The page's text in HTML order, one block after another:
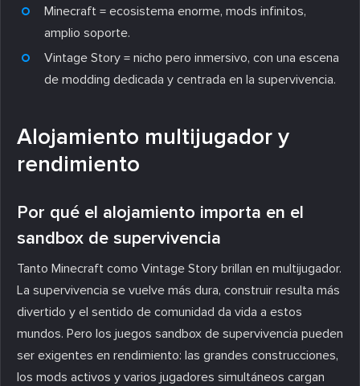
Minecraft = ecosistema enorme, mods infinitos,
amplio soporte.
Vintage Story = nicho pero inmersivo, con una escena
de modding dedicada y centrada en la supervivencia.
Alojamiento multijugador y
rendimiento
Por qué el alojamiento importa en el
sandbox de supervivencia
Tanto Minecraft como Vintage Story brillan en multijugador.
La supervivencia se vuelve más dura, construir resulta más
divertido y el sentido de comunidad da vida a estos
mundos. Pero los juegos sandbox de supervivencia pueden
ser exigentes en rendimiento: las grandes construcciones,
los mods activos y varios jugadores simultáneos cargan